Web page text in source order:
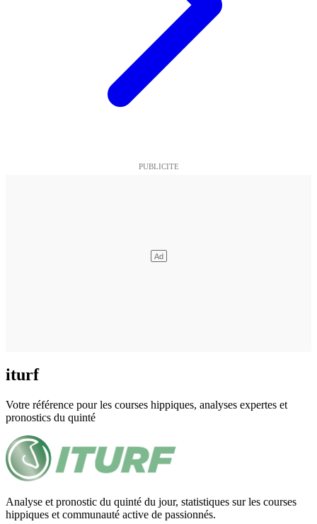
iturf
Votre référence pour les courses hippiques, analyses expertes et
pronostics du quinté
Analyse et pronostic du quinté du jour, statistiques sur les courses
hippiques et communauté active de passionnés.